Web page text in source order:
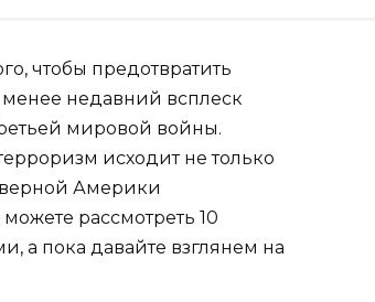
чтобы предотвратить
недавний всплеск
мировой войны.
исходит не только
Америки
рассмотреть 10
а пока давайте взглянем на